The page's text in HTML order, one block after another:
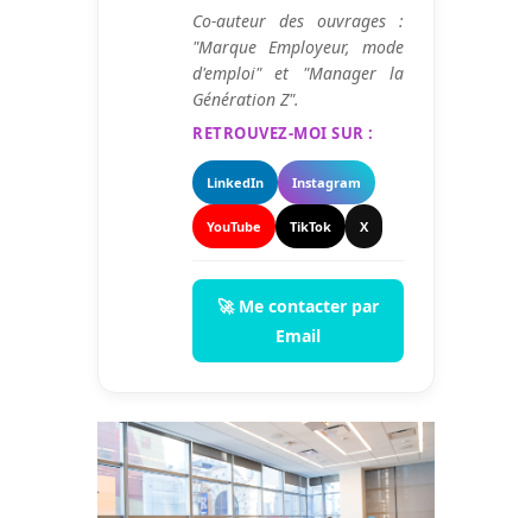
Co-auteur des ouvrages :
"Marque Employeur, mode
d'emploi" et "Manager la
Génération Z".
RETROUVEZ-MOI SUR :
LinkedIn Instagram
YouTube TikTok X
🚀 Me contacter par
Email